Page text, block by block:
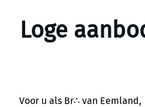
Loge
Voor u als Br∴ van Eemland,